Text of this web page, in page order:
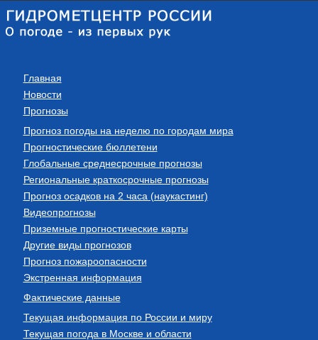
Главная
Новости
Прогнозы
Прогноз погоды на неделю по городам мира
Прогностические бюллетени
Глобальные среднесрочные прогнозы
Региональные краткосрочные прогнозы
Прогноз осадков на 2 часа (наукастинг)
Видеопрогнозы
Приземные прогностические карты
Другие виды прогнозов
Прогноз пожароопасности
Экстренная информация
Фактические данные
Текущая информация по России и миру
Текущая погода в Москве и области